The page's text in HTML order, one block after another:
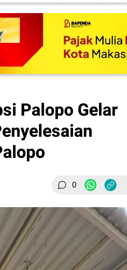
Palopo Gelar
0